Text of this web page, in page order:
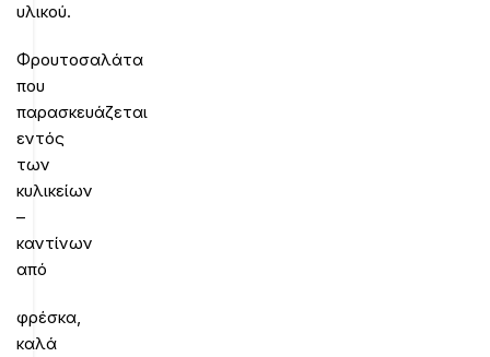
υλικού.
Φρουτοσαλάτα
που
παρασκευάζεται
εντός
των
κυλικείων
–
καντίνων
από
φρέσκα,
καλά